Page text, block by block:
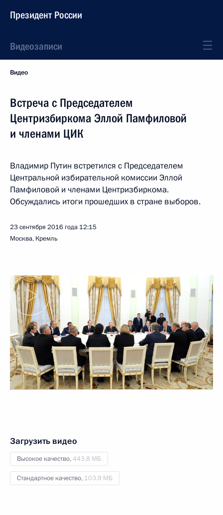
Президент России
Видеозаписи
Видео
Встреча с Председателем
Центризбиркома Эллой Памфиловой
и членами ЦИК
Владимир Путин встретился с Председателем
Центральной избирательной комиссии Эллой
Памфиловой и членами Центризбиркома.
Обсуждались итоги прошедших в стране выборов.
23 сентября 2016 года 12:15
Москва, Кремль
Загрузить видео
Высокое качество,443.8 МБ
Стандартное качество, 103.9 МБ